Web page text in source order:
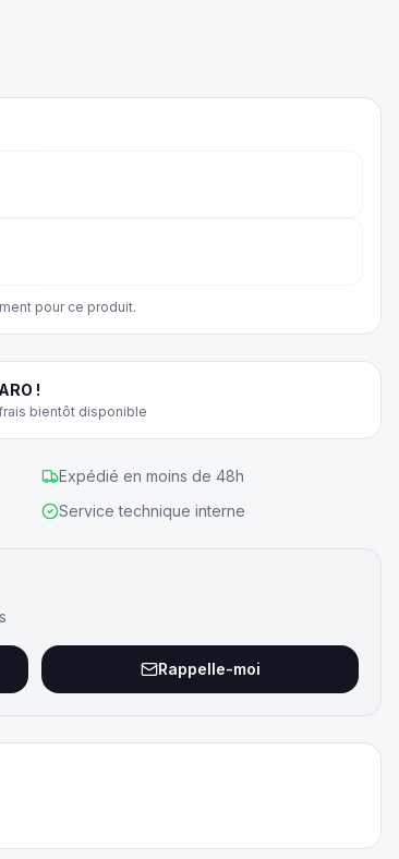
pour ce produit.
!
bientôt disponible
Expédié en moins de 48h
Service technique interne
Rappelle-moi